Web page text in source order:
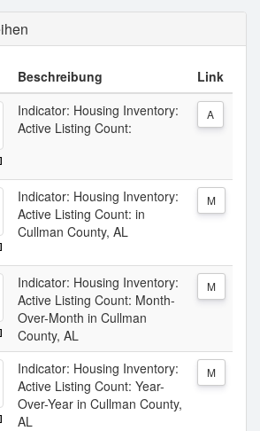
Beschreibung Link
Indicator: Housing Inventory:
Active Listing Count:
A
Indicator: Housing Inventory:
Active Listing Count: in
Cullman County, AL
M
Indicator: Housing Inventory:
Active Listing Count: Month-
Over-Month in Cullman
County, AL
M
Indicator: Housing Inventory:
Active Listing Count: Year-
Over-Year in Cullman County,
AL
M